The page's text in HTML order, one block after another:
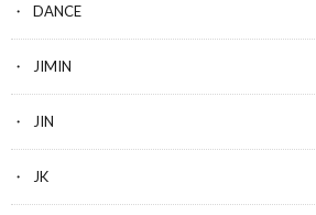
DANCE
JIMIN
JIN
JK